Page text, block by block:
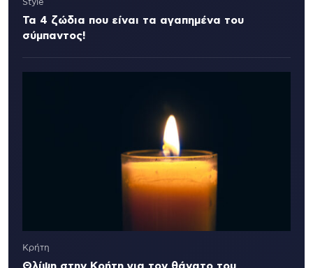
Style
Τα 4 ζώδια που είναι τα αγαπημένα του
σύμπαντος!
Κρήτη